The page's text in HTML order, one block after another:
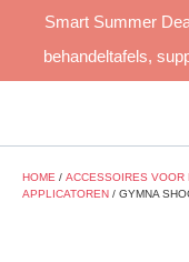
Smart Summer
behandeltafels,
HOME / ACCESSOIRES VOOR
APPLICATOREN / GYMNA